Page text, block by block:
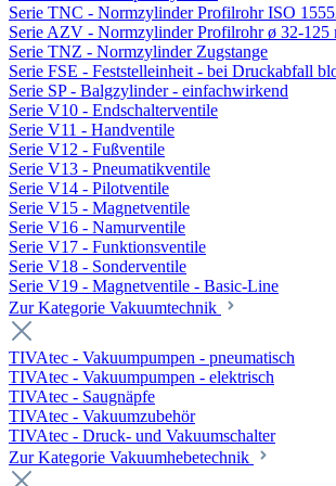
Serie TNC - Normzylinder Profilrohr ISO
Serie AZV - Normzylinder Profilrohr ø 32-125
Serie TNZ - Normzylinder Zugstange
Serie FSE - Feststelleinheit - bei Druckabfall
Serie SP - Balgzylinder - einfachwirkend
Serie V10 - Endschalterventile
Serie V11 - Handventile
Serie V12 - Fußventile
Serie V13 - Pneumatikventile
Serie V14 - Pilotventile
Serie V15 - Magnetventile
Serie V16 - Namurventile
Serie V17 - Funktionsventile
Serie V18 - Sonderventile
Serie V19 - Magnetventile - Basic-Line
Zur Kategorie Vakuumtechnik
TIVAtec - Vakuumpumpen - pneumatisch
TIVAtec - Vakuumpumpen - elektrisch
TIVAtec - Saugnäpfe
TIVAtec - Vakuumzubehör
TIVAtec - Druck- und Vakuumschalter
Zur Kategorie Vakuumhebetechnik